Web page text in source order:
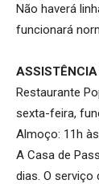
Não haverá
funcionará
Restaurante
sexta-feira,
Almoço: 11h às
A Casa de
dias. O serviço